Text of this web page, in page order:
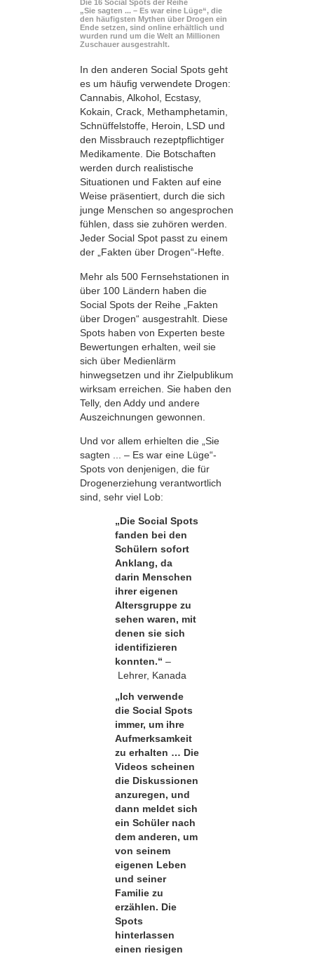
Die 16 Social Spots der Reihe
„Sie sagten ... – Es war eine Lüge“, die
den häufigsten Mythen über Drogen ein
Ende setzen, sind online erhältlich und
wurden rund um die Welt an Millionen
Zuschauer ausgestrahlt.
In den anderen Social Spots geht
es um häufig verwendete Drogen:
Cannabis, Alkohol, Ecstasy,
Kokain, Crack, Methamphetamin,
Schnüffelstoffe, Heroin, LSD und
den Missbrauch rezeptpflichtiger
Medikamente. Die Botschaften
werden durch realistische
Situationen und Fakten auf eine
Weise präsentiert, durch die sich
junge Menschen so angesprochen
fühlen, dass sie zuhören werden.
Jeder Social Spot passt zu einem
der „Fakten über Drogen“-Hefte.
Mehr als 500 Fernsehstationen in
über 100 Ländern haben die
Social Spots der Reihe „Fakten
über Drogen“ ausgestrahlt. Diese
Spots haben von Experten beste
Bewertungen erhalten, weil sie
sich über Medienlärm
hinwegsetzen und ihr Zielpublikum
wirksam erreichen. Sie haben den
Telly, den Addy und andere
Auszeichnungen gewonnen.
Und vor allem erhielten die „Sie
sagten ... – Es war eine Lüge“-
Spots von denjenigen, die für
Drogenerziehung verantwortlich
sind, sehr viel Lob:
„Die Social Spots
fanden bei den
Schülern sofort
Anklang, da
darin Menschen
ihrer eigenen
Altersgruppe zu
sehen waren, mit
denen sie sich
identifizieren
konnten.“ –
Lehrer, Kanada
„Ich verwende
die Social Spots
immer, um ihre
Aufmerksamkeit
zu erhalten … Die
Videos scheinen
die Diskussionen
anzuregen, und
dann meldet sich
ein Schüler nach
dem anderen, um
von seinem
eigenen Leben
und seiner
Familie zu
erzählen. Die
Spots
hinterlassen
einen riesigen